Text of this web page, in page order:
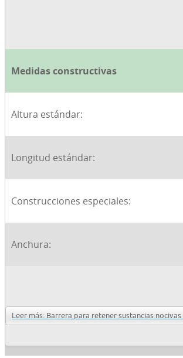
Medidas constructivas
Altura estándar:
Longitud estándar:
Construcciones especiales:
Anchura:
Leer más: Barrera para retener sustancias nocivas